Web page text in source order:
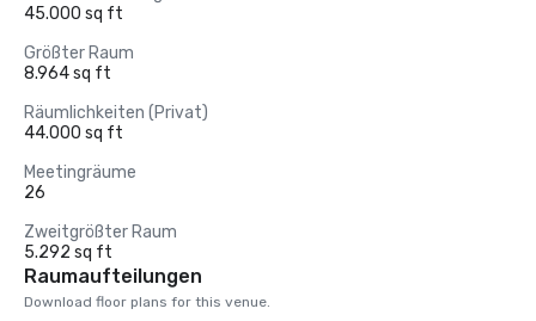
45.000 sq ft
Größter Raum
8.964 sq ft
Räumlichkeiten (Privat)
44.000 sq ft
Meetingräume
26
Zweitgrößter Raum
5.292 sq ft
Raumaufteilungen
Download floor plans for this venue.